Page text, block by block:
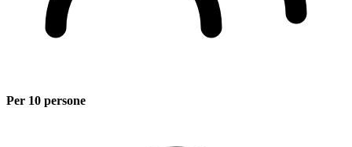
Per 10 persone